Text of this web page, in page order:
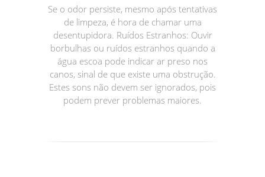
Se o odor persiste, mesmo após tentativas
de limpeza, é hora de chamar uma
desentupidora. Ruídos Estranhos: Ouvir
borbulhas ou ruídos estranhos quando a
água escoa pode indicar ar preso nos
canos, sinal de que existe uma obstrução.
Estes sons não devem ser ignorados, pois
podem prever problemas maiores.